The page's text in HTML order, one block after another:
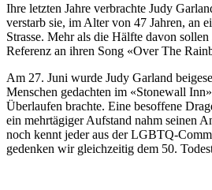
Ihre letzten Jahre verbrachte Judy
verstarb sie, im Alter von 47 Jahren, an
Strasse. Mehr als die Hälfte davon
Referenz an ihren Song «Over The
Am 27. Juni wurde Judy Garland
Menschen gedachten im «Stonewall
Überlaufen brachte. Eine besoffene
ein mehrtägiger Aufstand nahm seinen
noch kennt jeder aus der LGBTQ-
gedenken wir gleichzeitig dem 50.